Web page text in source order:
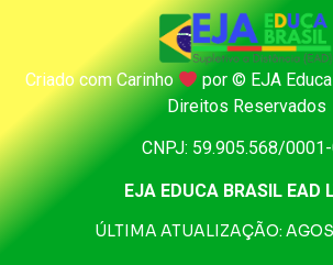
Criado com Carinho por©️ EJA
Direitos Reservados
CNPJ: 59.905.568/
EJA EDUCA BRASIL EAD
ÚLTIMA ATUALIZAÇÃO: